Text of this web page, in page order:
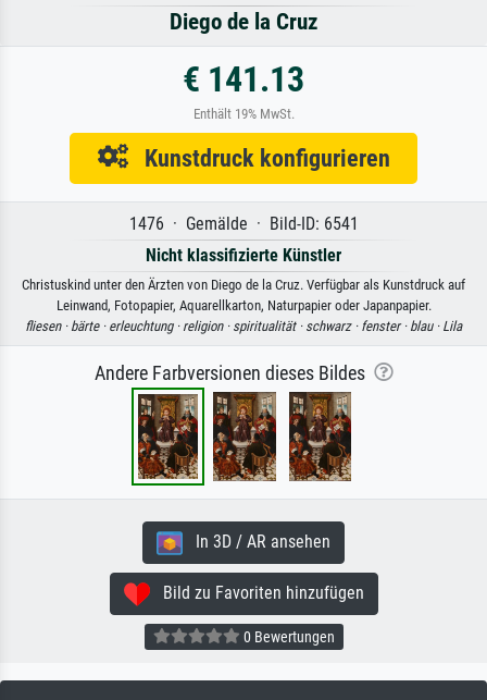
Diego de la Cruz
€ 141.13
Enthält 19% MwSt.
Kunstdruck konfigurieren
1476 · Gemälde · Bild-ID: 6541
Nicht klassifizierte Künstler
Christuskind unter den Ärzten von Diego de la Cruz. Verfügbar als Kunstdruck auf
Leinwand, Fotopapier, Aquarellkarton, Naturpapier oder Japanpapier.
fliesen · bärte · erleuchtung · religion · spiritualität · schwarz · fenster · blau · Lila
Andere Farbversionen dieses Bildes
In 3D / AR ansehen
Bild zu Favoriten hinzufügen
0 Bewertungen